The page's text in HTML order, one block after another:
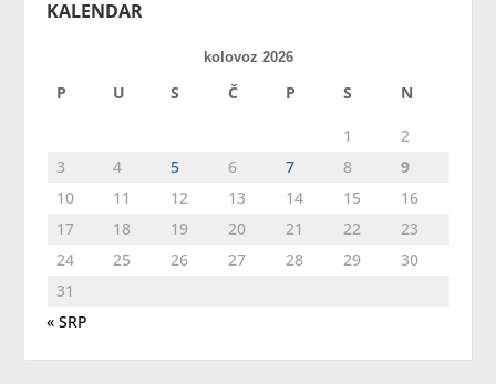
KALENDAR
kolovoz 2026
P U S Č P S N
1
2
3
4 5 6 7 8
9
10
11 12 13 14 15
16
17
18 19 20 21 22
23
24
25 26 27 28 29
30
31
« SRP